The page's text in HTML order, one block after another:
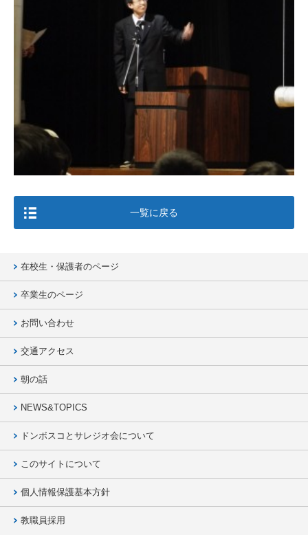
一覧に戻る
在校生・保護者のページ
卒業生のページ
お問い合わせ
交通アクセス
朝の話
NEWS&TOPICS
ドンボスコとサレジオ会について
このサイトについて
個人情報保護基本方針
教職員採用